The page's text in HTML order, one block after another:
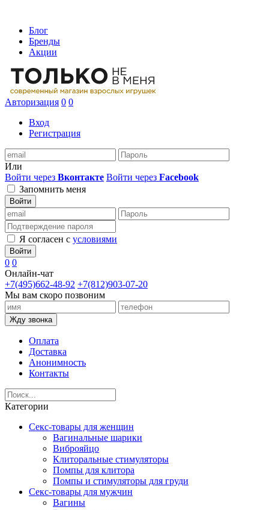
Блог
Бренды
Акции
Авторизация 0 0
Вход
Регистрация
Или
Войти через Вконтакте Войти через Facebook
Запомнить меня
Войти
Я согласен с условиями
Войти
0 0
Онлайн-чат
+7(495)662-48-92 +7(812)903-07-20
Мы вам скоро позвоним
Жду звонка
Оплата
Доставка
Анонимность
Контакты
Категории
Секс-товары для женщин
Вагинальные шарики
Виброяйцо
Клиторальные стимуляторы
Помпы для клитора
Помпы и стимуляторы для груди
Секс-товары для мужчин
Вагины